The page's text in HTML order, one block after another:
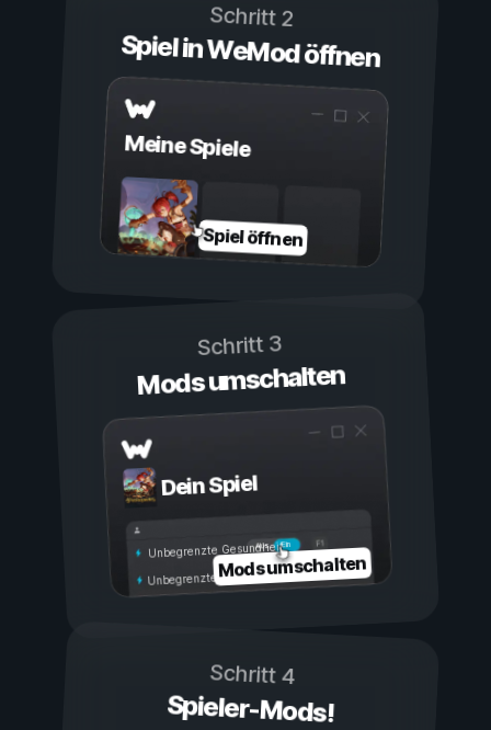
Schritt 2
Spiel in WeMod öffnen
Meine Spiele
Spiel öffnen
Schritt 3
Mods umschalten
Dein Spiel
Ein
Aus
Unbegrenzte Gesundheit
Unbegrenzte AusdauerMods umschalten
Schritt 4
Spieler-Mods!